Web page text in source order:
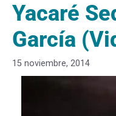
Yacaré
García
15 noviembre, 2014